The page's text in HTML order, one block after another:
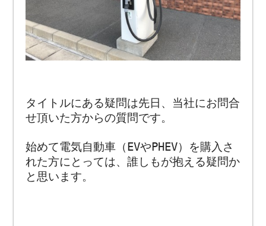
タイトルにある疑問は先日、当社にお問合
せ頂いた方からの質問です。
始めて電気自動車（EVやPHEV）を購入さ
れた方にとっては、誰しもが抱える疑問か
と思います。